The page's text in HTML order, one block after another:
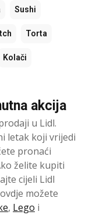
Sushi
Torta
Kolači
akcija
u Lidl.
letak koji vrijedi
pronaći
želite kupiti
cijeli Lidl
možete
, Lego i